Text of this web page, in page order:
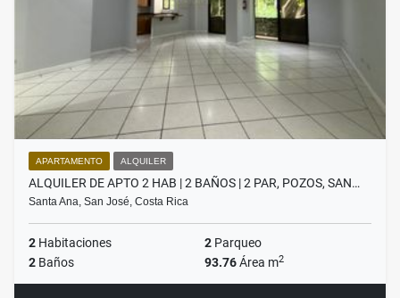
APARTAMENTO ALQUILER
ALQUILER DE APTO 2 HAB | 2 BAÑOS | 2 PAR, POZOS, SAN…
Santa Ana, San José, Costa Rica
2 Habitaciones 2 Parqueo
2 Baños 93.76Área m2